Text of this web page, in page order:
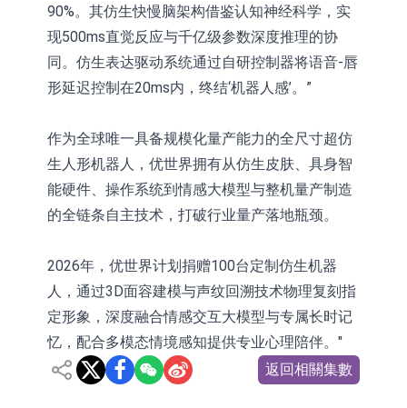
90%。其仿生快慢脑架构借鉴认知神经科学，实
现500ms直觉反应与千亿级参数深度推理的协
同。仿生表达驱动系统通过自研控制器将语音-唇
形延迟控制在20ms内，终结‘机器人感’。”
作为全球唯一具备规模化量产能力的全尺寸超仿
生人形机器人，优世界拥有从仿生皮肤、具身智
能硬件、操作系统到情感大模型与整机量产制造
的全链条自主技术，打破行业量产落地瓶颈。
2026年，优世界计划捐赠100台定制仿生机器
人，通过3D面容建模与声纹回溯技术物理复刻指
定形象，深度融合情感交互大模型与专属长时记
忆，配合多模态情境感知提供专业心理陪伴。"
返回相關集數